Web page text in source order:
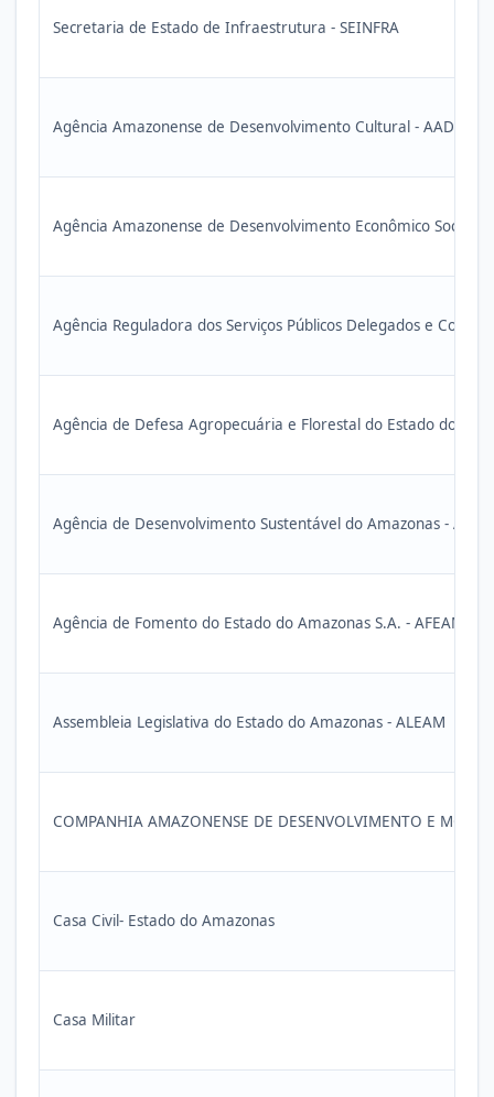
Secretaria de Estado de Infraestrutura - SEINFRA
Agência Amazonense de Desenvolvimento Cultural - AADC
Agência Amazonense de Desenvolvimento Econômico Social e
Agência Reguladora dos Serviços Públicos Delegados e
Agência de Defesa Agropecuária e Florestal do Estado do
Agência de Desenvolvimento Sustentável do Amazonas - ADS
Agência de Fomento do Estado do Amazonas S.A. - AFEAM
Assembleia Legislativa do Estado do Amazonas - ALEAM
COMPANHIA AMAZONENSE DE DESENVOLVIMENTO E
Casa Civil- Estado do Amazonas
Casa Militar